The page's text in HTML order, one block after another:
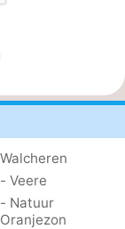
Walcheren
- Veere
- Natuur
Oranjezon